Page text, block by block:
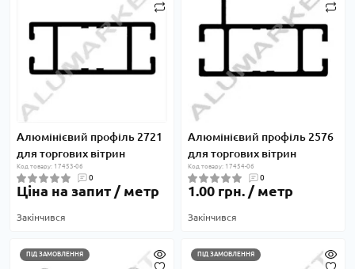
Алюмінієвий профіль 2721
для торгових вітрин
Код товару: 17453-06
0
Ціна на запит / метр
Закінчився
Алюмінієвий профіль 2576
для торгових вітрин
Код товару: 17454-06
0
1.00 грн. / метр
Закінчився
ПІД ЗАМОВЛЕННЯ ПІД ЗАМОВЛЕННЯ